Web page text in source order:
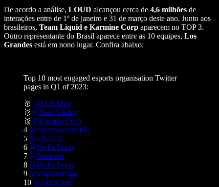
De acordo a análise, LOUD alcançou cerca de 4,6 milhões de
interações entre de 1º de janeiro e 31 de março deste ano. Junto aos
brasileiros, Team Liquid e Karmine Corp aparecem no TOP 3.
Outro representante do Brasil aparece entre as 10 equipes, Los
Grandes está em nono lugar. Confira abaixo:
Top 10 most engaged esports organisation Twitter
pages in Q1 of 2023:
🥇 @LOUDgg
🥈@TeamVitality
🥉@KarmineCorp
4 @crazyraccoon406
5 @FNATIC
6 @OpTicTexas
7 @Sentinels
8 @OpTicTexas
9 @losgrandesgg
10 @FaZeClan